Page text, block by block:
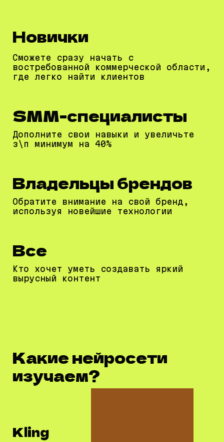
Новички
Сможете сразу начать с
востребованной коммерческой области,
где легко найти клиентов
SMM-специалисты
Дополните свои навыки и увеличьте
з\п минимум на 40%
Владельцы брендов
Обратите внимание на свой бренд,
используя новейшие технологии
Все
Кто хочет уметь создавать яркий
вырусный контент
Kling
Какие нейросети
изучаем?